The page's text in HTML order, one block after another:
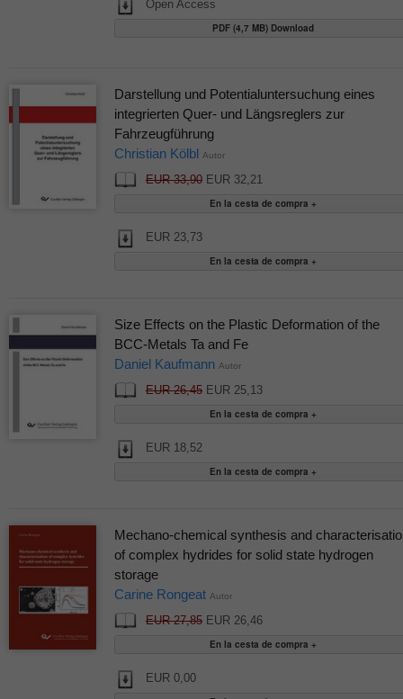
Open Access
PDF (4,7 MB) Download
Darstellung und Potentialuntersuchung eines
integrierten Quer- und Längsreglers zur
Fahrzeugführung
Christian Kölbl Autor
EUR 33,90EUR 32,21
EUR 23,73
Size Effects on the Plastic Deformation of the
BCC-Metals Ta and Fe
Daniel Kaufmann Autor
EUR 26,45EUR 25,13
EUR 18,52
Mechano-chemical synthesis and
of complex hydrides for solid state hydrogen
storage
Carine Rongeat Autor
EUR 27,85EUR 26,46
EUR 0,00